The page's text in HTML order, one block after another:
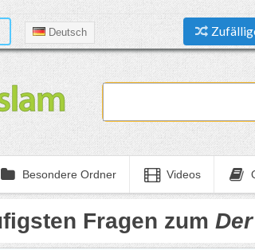
Deutsch
Besondere Ordner Videos
Fragen zum